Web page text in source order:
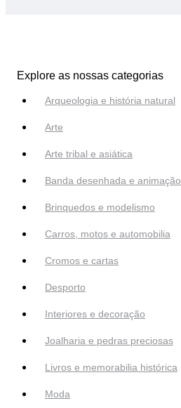
Explore as nossas categorias
Arqueologia e história natural
Arte
Arte tribal e asiática
Banda desenhada e animação
Brinquedos e modelismo
Carros, motos e automobilia
Cromos e cartas
Desporto
Interiores e decoração
Joalharia e pedras preciosas
Livros e memorabilia histórica
Moda